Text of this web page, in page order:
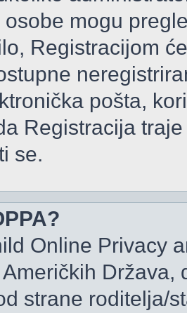
mogu
Registracijom
pošta,
Registracija
se.
Online Privacy
strane roditelja/